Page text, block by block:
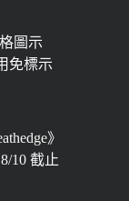
圖示
免標示
》
10 截止